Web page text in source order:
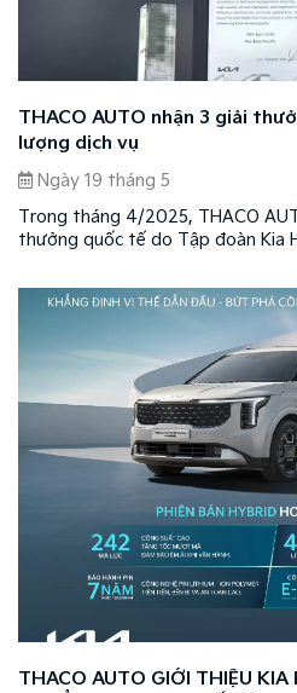
THACO AUTO nhận 3 giải
lượng dịch vụ
Ngày 19 tháng 5
Trong tháng 4/2025, THACO
thưởng quốc tế do Tập đoàn Kia
phụ tùng tại thị trường Việt Nam.
THACO AUTO GIỚI THIỆU KIA